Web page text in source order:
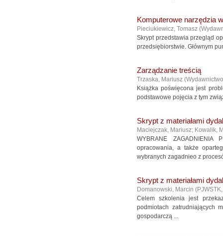
Komputerowe narzędzia
Pieciukiewicz, Tomasz (
Skrypt przedstawia przegląd
przedsiębiorstwie. Głównym
Zarządzanie treścią
Trzaska, Mariusz (
Książka poświęcona jest
podstawowe pojęcia z tym
Skrypt z materiałami
Maciejczak, Mariusz; Kowalik,
WYBRANE ZAGADNIENIA
opracowania, a także
wybranych zagadnieo z
Skrypt z materiałami
Domanowski, Marcin (PJWSTK
Celem szkolenia jest
podmiotach zatrudniających
gospodarczą ...